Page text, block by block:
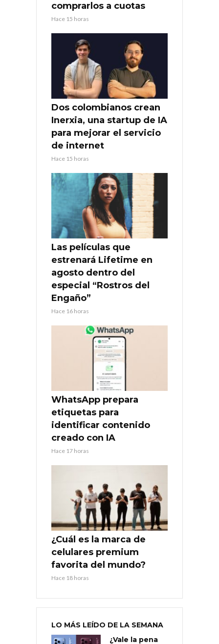
comprarlos a cuotas
Hace 15 horas
Dos colombianos crean
Inerxia, una startup de IA
para mejorar el servicio
de internet
Hace 15 horas
Las películas que
estrenará Lifetime en
agosto dentro del
especial “Rostros del
Engaño”
Hace 16 horas
WhatsApp prepara
etiquetas para
identificar contenido
creado con IA
Hace 17 horas
¿Cuál es la marca de
celulares premium
favorita del mundo?
Hace 18 horas
LO MÁS LEÍDO DE LA SEMANA
¿Vale la pena